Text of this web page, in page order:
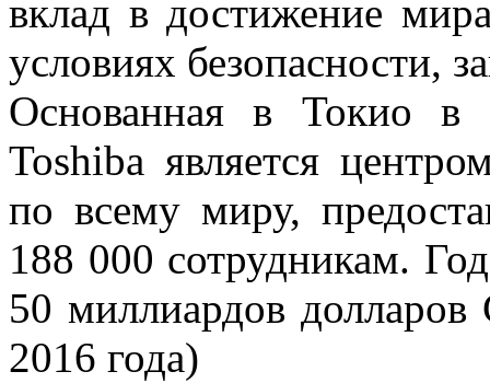
вклад в достижение
условиях безопасности,
Основанная в Токио в
Toshiba является
по всему миру,
188 000 сотрудникам.
50 миллиардов
2016 года)